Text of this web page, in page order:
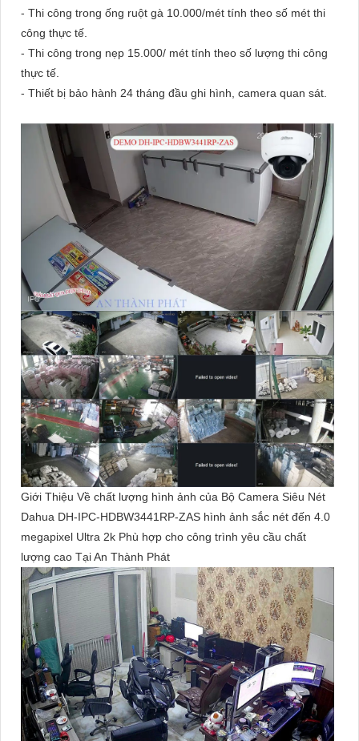
- Thi công trong ống ruột gà 10.000/mét tính theo số mét thi
công thực tế.
- Thi công trong nẹp 15.000/ mét tính theo số lượng thi công
thực tế.
- Thiết bị bảo hành 24 tháng đầu ghi hình, camera quan sát.
Giới Thiệu Về chất lượng hình ảnh của Bộ Camera Siêu Nét
Dahua DH-IPC-HDBW3441RP-ZAS hình ảnh sắc nét đến 4.0
megapixel Ultra 2k Phù hợp cho công trình yêu cầu chất
lượng cao Tại An Thành Phát